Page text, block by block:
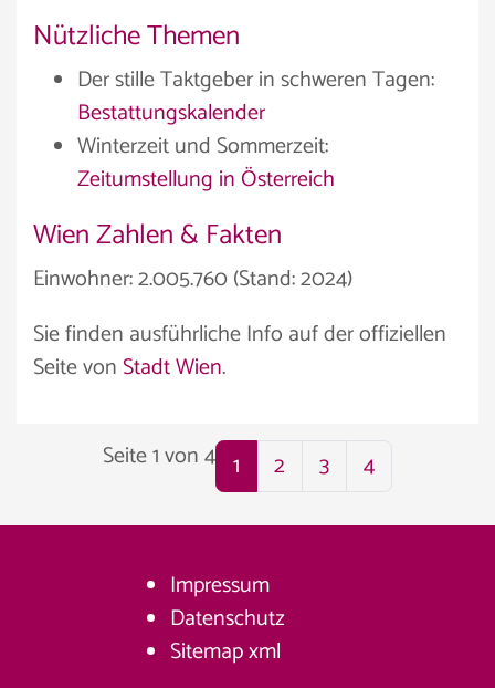
Nützliche Themen
Der stille Taktgeber in schweren Tagen:
Bestattungskalender
Winterzeit und Sommerzeit:
Zeitumstellung in Österreich
Wien Zahlen & Fakten
Einwohner: 2.005.760 (Stand: 2024)
Sie finden ausführliche Info auf der offiziellen
Seite vonStadt Wien.
Seite 1 von 4 1 2 3 4
Impressum
Datenschutz
Sitemapxml